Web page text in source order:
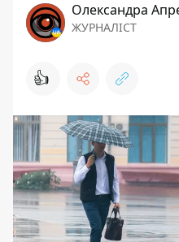
Олександра
ЖУРНАЛІСТ
👍